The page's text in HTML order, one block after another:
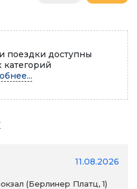
поездки доступны
категорий
11.08.2026
(Берлинер Платц, 1)